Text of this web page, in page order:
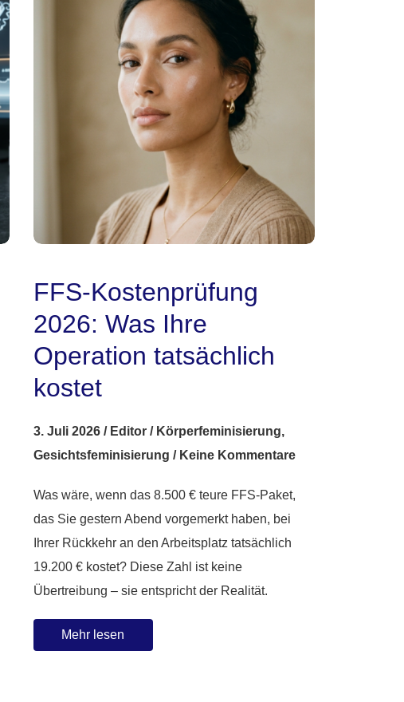
FFS-Kostenprüfung
2026: Was Ihre
Operation tatsächlich
kostet
3. Juli 2026 / Editor / Körperfeminisierung,
Gesichtsfeminisierung / Keine Kommentare
Was wäre, wenn das 8.500 € teure FFS-Paket,
das Sie gestern Abend vorgemerkt haben, bei
Ihrer Rückkehr an den Arbeitsplatz tatsächlich
19.200 € kostet? Diese Zahl ist keine
Übertreibung – sie entspricht der Realität.
Mehr lesen